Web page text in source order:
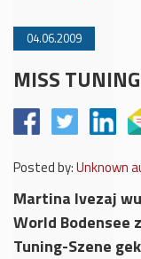
04.06.2009
MISS
Posted by:Unknown
Martina Ivezaj
World Bodensee
Tuning-Szene